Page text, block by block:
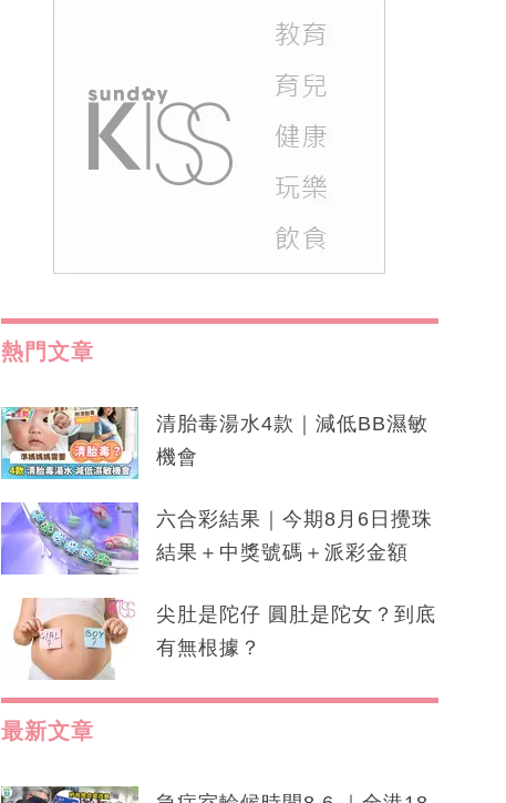
熱門文章
清胎毒湯水4款｜減低BB濕敏
機會
六合彩結果｜今期8月6日攪珠
結果＋中獎號碼＋派彩金額
尖肚是陀仔 圓肚是陀女？到底
有無根據？
最新文章